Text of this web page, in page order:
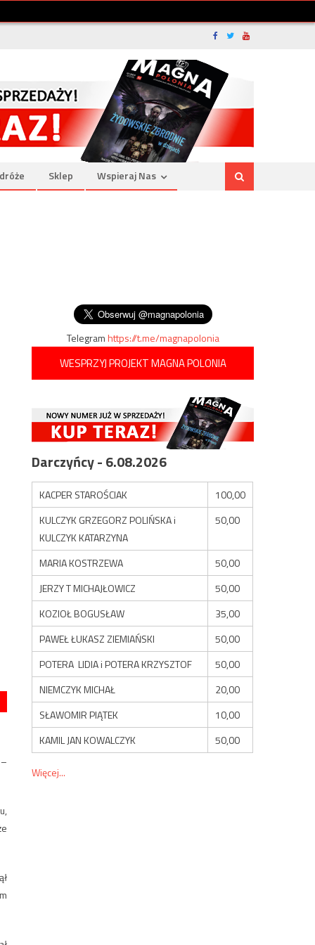
Sklep Wspieraj Nas
Telegramhttps://t.me/magnapolonia
WESPRZYJ PROJEKT MAGNA POLONIA
Darczyńcy - 6.08.2026
KACPER STAROŚCIAK
100,00
KULCZYK GRZEGORZ POLIŃSKA i
KULCZYK KATARZYNA
50,00
MARIA KOSTRZEWA
50,00
JERZY T MICHAJŁOWICZ
50,00
KOZIOŁ BOGUSŁAW
35,00
PAWEŁ ŁUKASZ ZIEMIAŃSKI
50,00
POTERA LIDIA i POTERA KRZYSZTOF
50,00
NIEMCZYK MICHAŁ
20,00
SŁAWOMIR PIĄTEK
10,00
KAMIL JAN KOWALCZYK
50,00
Więcej...